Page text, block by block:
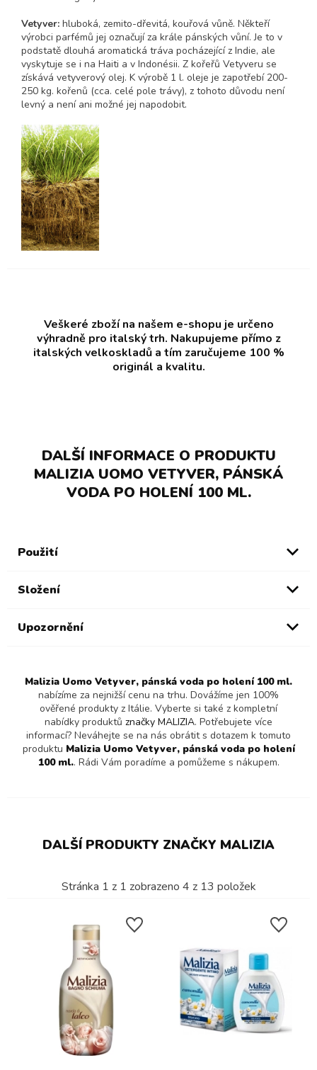
Vetyver: hluboká, zemito-dřevitá, kouřová vůně. Někteří
výrobci parfémů jej označují za krále pánských vůní. Je to v
podstatě dlouhá aromatická tráva pocházející z Indie, ale
vyskytuje se i na Haiti a v Indonésii. Z kořeřů Vetyveru se
získává vetyverový olej. K výrobě 1 l. oleje je zapotřebí 200-
250 kg. kořenů (cca. celé pole trávy), z tohoto důvodu není
levný a není ani možné jej napodobit.
Veškeré zboží na našem e-shopu je určeno
výhradně pro italský trh. Nakupujeme přímo z
italských velkoskladů a tím zaručujeme 100 %
originál a kvalitu.
DALŠÍ INFORMACE O PRODUKTU
MALIZIA UOMO VETYVER, PÁNSKÁ
VODA PO HOLENÍ 100 ML.
Použití
Složení
Upozornění
Malizia Uomo Vetyver, pánská voda po holení 100 ml.
nabízíme za nejnižší cenu na trhu. Dovážíme jen 100%
ověřené produkty z Itálie. Vyberte si také z kompletní
nabídky produktů značky MALIZIA. Potřebujete více
informací? Neváhejte se na nás obrátit s dotazem k tomuto
produktu Malizia Uomo Vetyver, pánská voda po holení
100 ml.. Rádi Vám poradíme a pomůžeme s nákupem.
DALŠÍ PRODUKTY ZNAČKY MALIZIA
Stránka 1 z 1 zobrazeno 4 z 13 položek